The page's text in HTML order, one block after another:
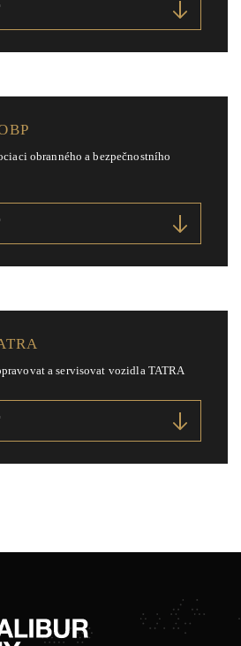
obranného a bezpečnostního
a servisovat vozidla TATRA